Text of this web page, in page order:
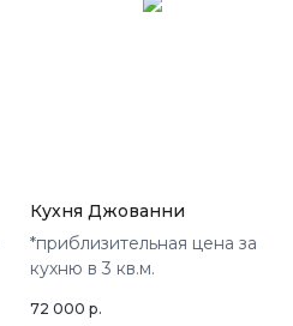
Кухня Джованни
*приблизительная цена за
кухню в 3 кв.м.
72 000 р.